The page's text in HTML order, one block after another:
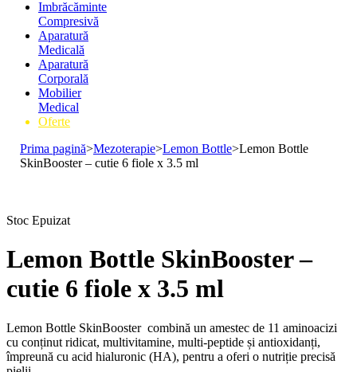
Imbrăcăminte
Compresivă
Aparatură
Medicală
Aparatură
Corporală
Mobilier
Medical
Oferte
Prima pagină>Mezoterapie>Lemon Bottle>Lemon Bottle
SkinBooster – cutie 6 fiole x 3.5 ml
Stoc Epuizat
Lemon Bottle SkinBooster –
cutie 6 fiole x 3.5 ml
Lemon Bottle SkinBooster combină un amestec de 11 aminoacizi
cu conținut ridicat, multivitamine, multi-peptide și antioxidanți,
împreună cu acid hialuronic (HA), pentru a oferi o nutriție precisă